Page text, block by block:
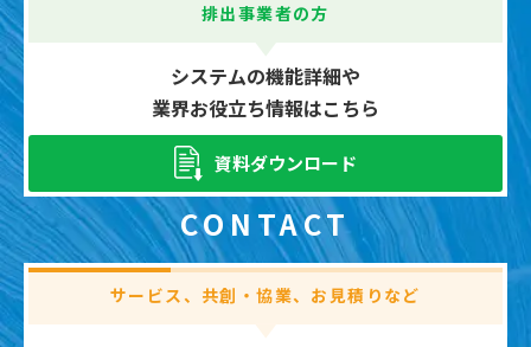
排出事業者の方
システムの機能詳細や
業界お役立ち情報はこちら
資料ダウンロード
CONTACT
サービス、共創・協業、お見積りなど